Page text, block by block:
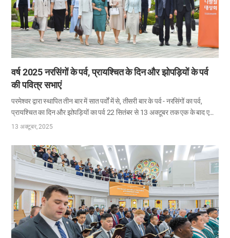
वर्ष 2025 नरसिंगों के पर्व, प्रायश्चित के दिन और झोपड़ियों के पर्व
की पवित्र सभाएं
परमेश्वर द्वारा स्थापित तीन बार में सात पर्वों में से, तीसरी बार के पर्व - नरसिंगों का पर्व,
प्रायश्चित का दिन और झोपड़ियों का पर्व 22 सितंबर से 13 अक्टूबर तक एक के बाद एक
मनाए गए। दुनिया भर में चर्च ऑफ गॉड के सदस्यों ने इन पवित्र पर्वों का स्वागत करते हुए
स्वयं को समर्पित किया, सच्चे मन से पश्चाताप किया और पश्चाताप के योग्य सुसमाचार का
फल लाने का प्रयास किया। नरसिंगों का पर्व: परमेश्वर की इच्छा को समझना जो मानवजाति
का उद्धार चाहते हैं इस्राएलियों की जंगल में यात्रा के दौरान, मूसा दस आज्ञाओं को प्राप्त
करने के लिए सीनै पर्वत पर…
13 अक्टूबर, 2025